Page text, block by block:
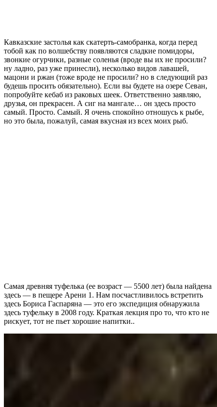
Кавказские застолья как скатерть-самобранка, когда перед
тобой как по волшебству появляются сладкие помидоры,
звонкие огурчики, разные соленья (вроде вы их не просили?
ну ладно, раз уже принесли), несколько видов лавашей,
мацони и ржан (тоже вроде не просили? но в следующий раз
будешь просить обязательно). Если вы будете на озере Севан,
попробуйте кебаб из раковых шеек. Ответственно заявляю,
друзья, он прекрасен. А сиг на мангале… он здесь просто
самый. Просто. Самый. Я очень спокойно отношусь к рыбе,
но это была, пожалуй, самая вкусная из всех моих рыб.
Самая древняя туфелька (ее возраст — 5500 лет) была найдена
здесь — в пещере Арени 1. Нам посчастливилось встретить
здесь Бориса Гаспаряна — это его экспедиция обнаружила
здесь туфельку в 2008 году. Краткая лекция про то, что кто не
рискует, тот не пьет хорошие напитки..